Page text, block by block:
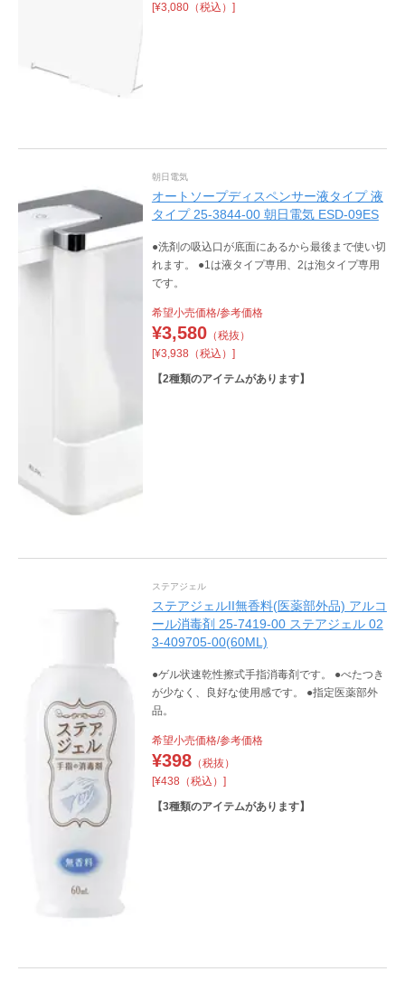
[¥3,080（税込）]
朝日電気
オートソープディスペンサー液タイプ 液
タイプ 25-3844-00 朝日電気 ESD-09ES
●洗剤の吸込口が底面にあるから最後まで使い切
れます。 ●1は液タイプ専用、2は泡タイプ専用
です。
希望小売価格/参考価格
¥3,580（税抜）
[¥3,938（税込）]
【2種類のアイテムがあります】
ステアジェル
ステアジェルII無香料(医薬部外品) アルコ
ール消毒剤 25-7419-00 ステアジェル 02
3-409705-00(60ML)
●ゲル状速乾性擦式手指消毒剤です。 ●べたつき
が少なく、良好な使用感です。 ●指定医薬部外
品。
希望小売価格/参考価格
¥398（税抜）
[¥438（税込）]
【3種類のアイテムがあります】